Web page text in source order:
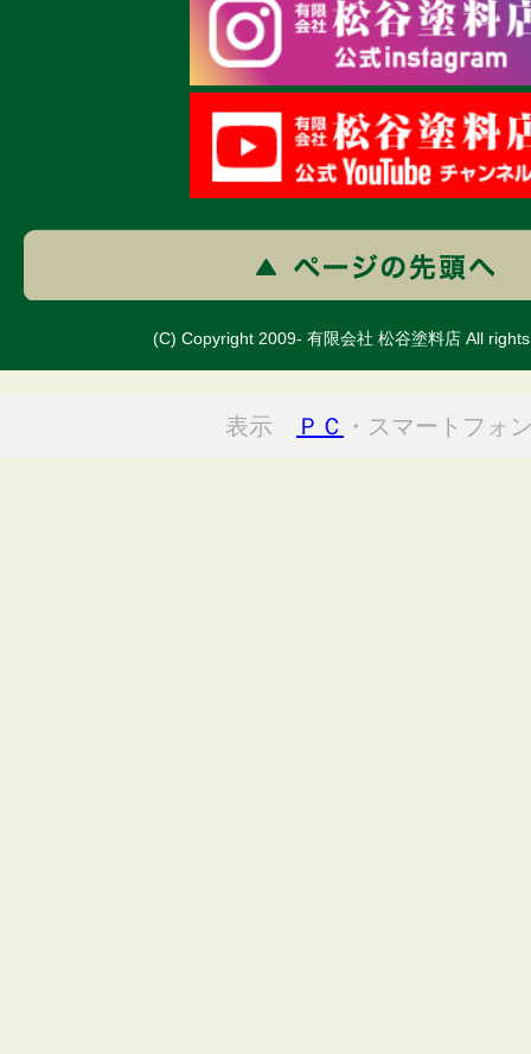
(C) Copyright 2009- 有限会社 松谷塗料店 All
表示 ＰＣ ・スマートフォ